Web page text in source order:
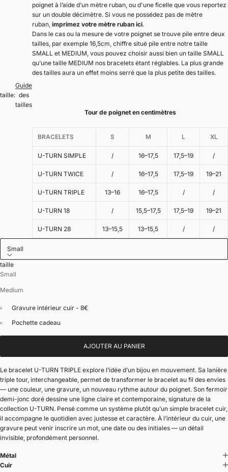
taille:
Guide
des
tailles
poignet à l’aide d’un mètre ruban, ou d'une ficelle que vous reportez
sur un double décimètre. Si vous ne possédez pas de mètre
ruban, imprimez votre mètre ruban ici.
Dans le cas ou la mesure de votre poignet se trouve pile entre deux
tailles, par exemple 16,5cm, chiffre situé pile entre notre taille
SMALL et MEDIUM, vous pouvez choisir aussi bien un taille SMALL
qu’une taille MEDIUM nos bracelets étant réglables. La plus grande
des tailles aura un effet moins serré que la plus petite des tailles.
Tour de poignet en centimètres
BRACELETS S M L XL
U-TURN SIMPLE / 16–17,5 17,5–19 /
U-TURN TWICE / 16–17,5 17,5–19 19–21
U-TURN TRIPLE 13–16 16–17,5 / /
U-TURN 18 / 15,5–17,5 17,5–19 19–21
U-TURN 28 13–15,5 13–15,5 / /
Small
taille
Small
Medium
Gravure intérieur cuir - 8€
Pochette cadeau
AJOUTER AU PANIER
Le bracelet U-TURN TRIPLE explore l’idée d’un bijou en mouvement. Sa lanière
triple tour, interchangeable, permet de transformer le bracelet au fil des envies
— une couleur, une gravure, un nouveau rythme autour du poignet. Son fermoir
demi-jonc doré dessine une ligne claire et contemporaine, signature de la
collection U-TURN. Pensé comme un système plutôt qu’un simple bracelet cuir,
il accompagne le quotidien avec justesse et caractère. À l’intérieur du cuir, une
gravure peut venir inscrire un mot, une date ou des initiales — un détail
invisible, profondément personnel.
Métal
Cuir